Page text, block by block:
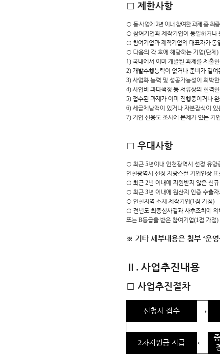
□ 제한사항
○ 동 사업에 2년 이내 참여한 과제 중 최
○ 참여기업과 제작기업이 동일하거나
○ 참여기업과 제작기업의 대표자가 동
○ 다음의 각 호에 해당하는 기업(단체 )
1) 국내에서 이미 개발된 과제를 제출
2) 개발수행능력이 없거나 준비가 결여
3) 사업화 능력 및 성공가능성이 희박
4) 사업비 과다책정 등 서류상의 현격
5) 접수된 과제가 이미 진행중이거나
6) 세금체납액이 있거나 자본잠식이 있
7) 기업 신용도 조사에 문제가 있는 기
□ 우대사항
○ 최근 5년이내 인천광역시 선정 유
인천광역시 선정 자랑스런 기업인상
○ 최근 2년 이내에 지원받지 않은 신
○ 최근 3년 이내에 원산지 인증 수출
○ 인천지역 소재 제작기업(1점 가점)
○ 전년도 최종심사결과 사후조치에
또는 B등급을 받은 참여기업(1점 가점)
※ 기타 세부내용은 첨부 ‘운
Ⅱ . 사업추진내용
□ 사업추진절차
신청서 접수 →
2차지원금 지급 ←